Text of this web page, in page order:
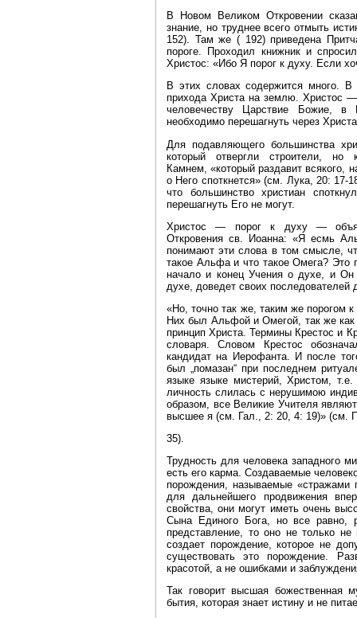
В Новом Великом Откровении
знание, но труднее всего отмыть
152). Там же ( 192) приведена
пороге. Проходил книжник и
Христос: «Ибо Я порог к духу. Если
В этих словах содержится много.
прихода Христа на землю. Христос
человечеству Царствие Божие, в
необходимо перешагнуть через
Для подавляющего большинства
который отвергли строители,
Камнем, «который раздавит всякого,
о Него споткнется» (см. Лука, 20:
что большинство христиан
перешагнуть Его не могут.
Христос — порог к духу —
Откровения св. Иоанна: «Я есмь
понимают эти слова в том смысле,
такое Альфа и что такое Омега? Это
начало и конец Учения о духе, и Он
духе, доведет своих последователей
«Но, точно так же, таким же порогом
Них был Альфой и Омегой, так же
принцип Христа. Термины Крестос и
словаря. Словом Крестос
кандидат на Иерофанта. И после
был „помазан“ при последнем
языке языке мистерий, Христом,
личность слилась с нерушимою
образом, все Великие Учителя
высшее я (см. Гал., 2: 20, 4: 19)» (см.
35).
Трудность для человека западного
есть его карма. Создаваемые
порождения, называемые «стражами
для дальнейшего продвижения
свойства, они могут иметь очень
Сына Единого Бога, но все равно,
представление, то оно не только
создает порождение, которое не
существовать это порождение.
красотой, а не ошибками и
Так говорит высшая божественная
бытия, которая знает истину и не